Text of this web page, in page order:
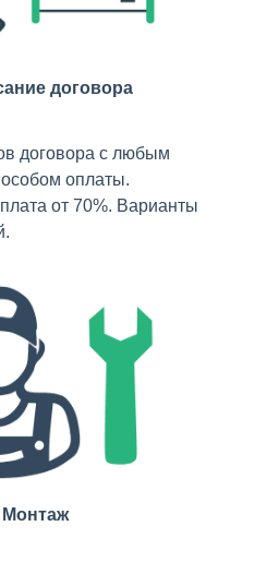
договора
договора с любым
оплаты.
от 70%. Варианты
Монтаж